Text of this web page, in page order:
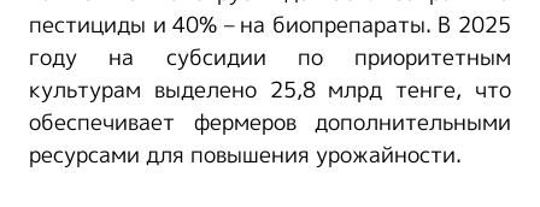
пестициды и 40% – на биопрепараты. В 2025
году на субсидии по приоритетным
культурам выделено 25,8 млрд тенге, что
обеспечивает фермеров дополнительными
ресурсами для повышения урожайности.